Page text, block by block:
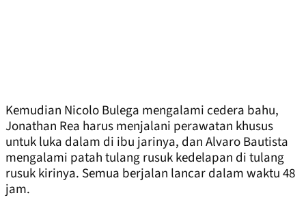
Kemudian Nicolo Bulega mengalami cedera bahu,
Jonathan Rea harus menjalani perawatan khusus
untuk luka dalam di ibu jarinya, dan Alvaro Bautista
mengalami patah tulang rusuk kedelapan di tulang
rusuk kirinya. Semua berjalan lancar dalam waktu 48
jam.